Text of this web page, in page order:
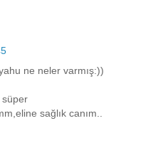
ne neler varmış:))
süper
sağlık canım..